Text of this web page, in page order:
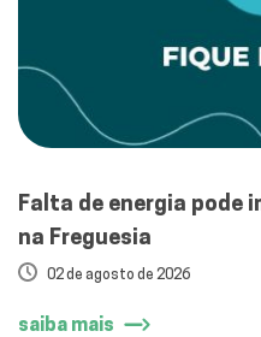
Falta de energia pode
na Freguesia
02 de agosto de 2026
saiba mais